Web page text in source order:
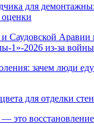
для
оценки
Саудовской Аравии
1»-2026 из-за
зачем люди
для отделки стен
это